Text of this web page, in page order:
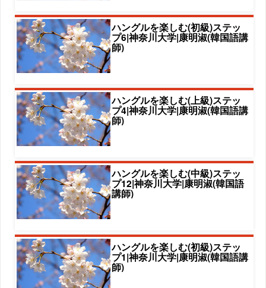
ハングルを楽しむ(初級)ステッ
プ6|神奈川大学|康明淑(韓国語講
師)
ハングルを楽しむ(上級)ステッ
プ4|神奈川大学|康明淑(韓国語講
師)
ハングルを楽しむ(中級)ステッ
プ12|神奈川大学|康明淑(韓国語
講師)
ハングルを楽しむ(初級)ステッ
プ1|神奈川大学|康明淑(韓国語講
師)